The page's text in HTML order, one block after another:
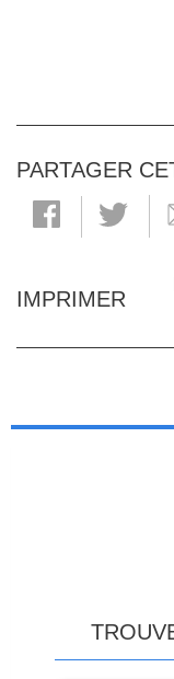
PARTAGER
IMPRIMER